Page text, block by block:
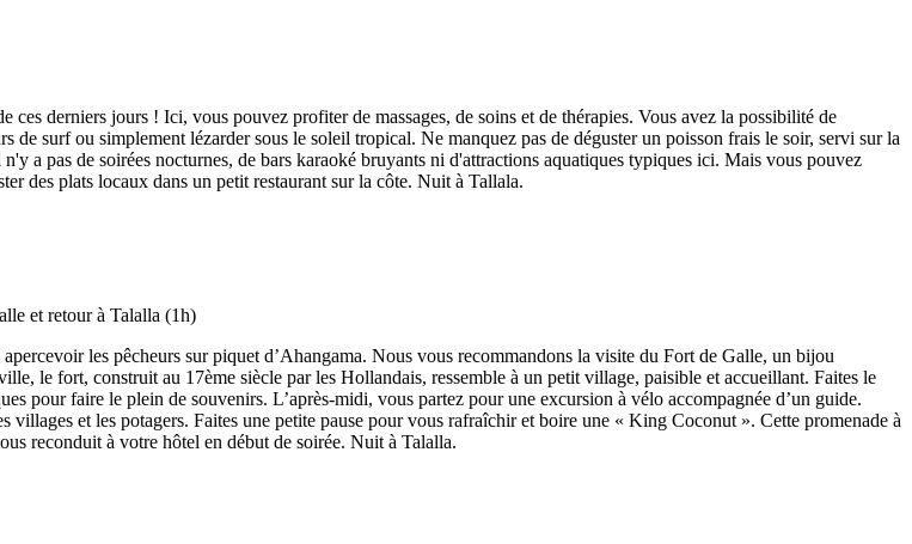
derniers jours ! Ici, vous pouvez profiter de massages, de soins et de thérapies. Vous avez la possibilité de
de surf ou simplement lézarder sous le soleil tropical. Ne manquez pas de déguster un poisson frais le soir, servi sur la
a pas de soirées nocturnes, de bars karaoké bruyants ni d'attractions aquatiques typiques ici. Mais vous pouvez
des plats locaux dans un petit restaurant sur la côte. Nuit à Tallala.
les pêcheurs sur piquet d’Ahangama. Nous vous recommandons la visite du Fort de Galle, un bijou
le fort, construit au 17ème siècle par les Hollandais, ressemble à un petit village, paisible et accueillant. Faites le
pour faire le plein de souvenirs. L’après-midi, vous partez pour une excursion à vélo accompagnée d’un guide.
villages et les potagers. Faites une petite pause pour vous rafraîchir et boire une « King Coconut ». Cette promenade à
reconduit à votre hôtel en début de soirée. Nuit à Talalla.